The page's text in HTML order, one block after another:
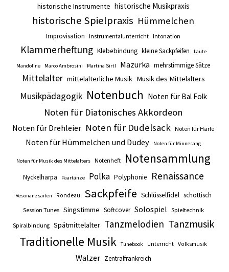
historische Instrumente historische Musikpraxis
historische Spielpraxis Hümmelchen
Improvisation Instrumentalunterricht Intonation
Klammerheftung Klebebindung kleine Sackpfeifen Laute
Mandoline Marco Ambrosini Martina Sirtl Mazurka mehrstimmige Sätze
Mittelalter mittelalterliche Musik Musik des Mittelalters
Musikpädagogik Notenbuch Noten für Bal Folk
Noten für Diatonisches Akkordeon
Noten für Drehleier Noten für Dudelsack Noten für Harfe
Noten für Hümmelchen und Dudey Noten für Minnesang
Noten für Musik des Mittelalters Notenheft Notensammlung
Nyckelharpa Paartänze Polka Polyphonie Renaissance
Resonanzsaiten Rondeau Sackpfeife Schlüsselfidel schottisch
Session Tunes Singstimme Softcover Solospiel Spieltechnik
Spiralbindung Spätmittelalter Tanzmelodien Tanzmusik
Traditionelle Musik Tunebook Unterricht Volksmusik
Walzer Zentralfrankreich